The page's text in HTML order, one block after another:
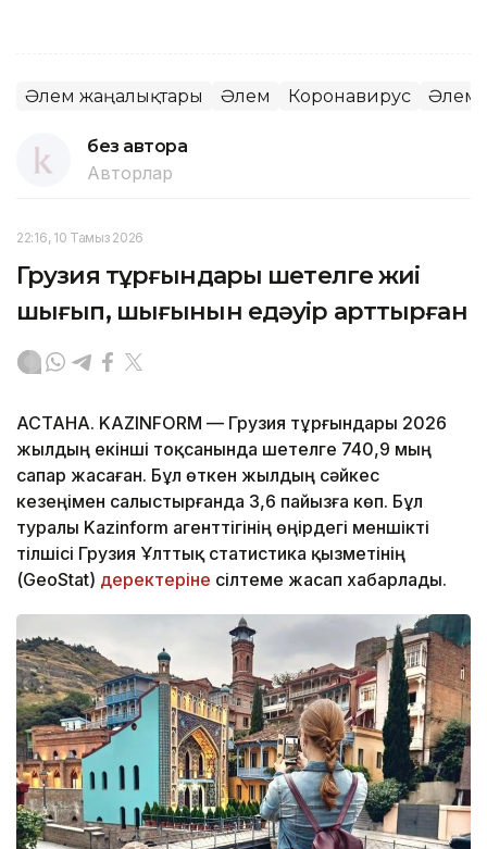
Әлем жаңалықтары Әлем Коронавирус
без автора
Авторлар
22:16, 10 Тамыз 2026
Грузия тұрғындары шетелге жиі
шығып, шығынын едәуір арттырған
АСТАНА. KAZINFORM — Грузия тұрғындары 2026
жылдың екінші тоқсанында шетелге 740,9 мың
сапар жасаған. Бұл өткен жылдың сәйкес
кезеңімен салыстырғанда 3,6 пайызға көп. Бұл
туралы Kazinform агенттігінің өңірдегі меншікті
тілшісі Грузия Ұлттық статистика қызметінің
(GeoStat) деректеріне сілтеме жасап хабарлады.